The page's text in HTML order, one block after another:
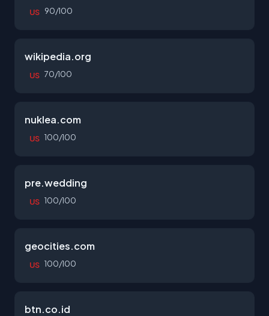
US 90/100
wikipedia.org
US 70/100
nuklea.com
US 100/100
pre.wedding
US 100/100
geocities.com
US 100/100
btn.co.id